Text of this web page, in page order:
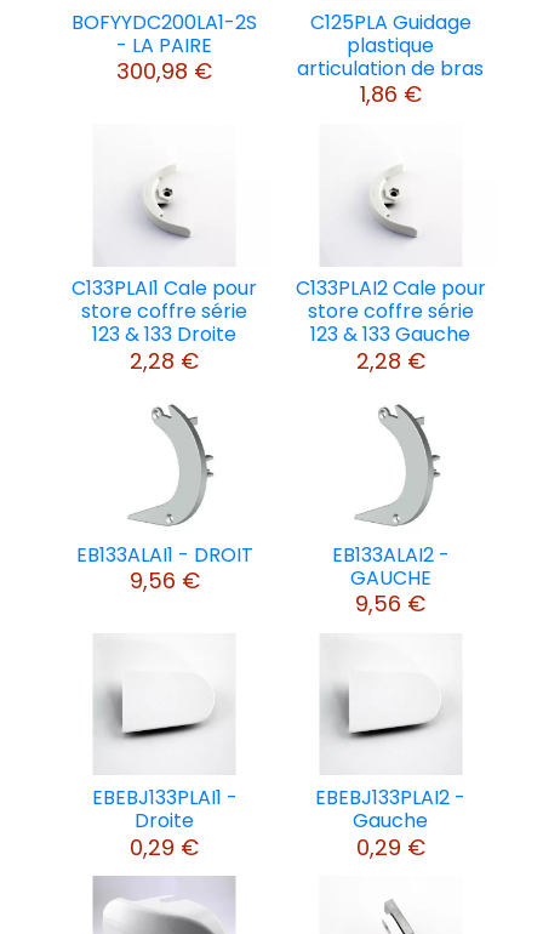
BOFYYDC200LA1-2S
- LA PAIRE
300,98 €
C125PLA Guidage
plastique
articulation de bras
1,86 €
C133PLAI1 Cale pour
store coffre série
123 & 133 Droite
2,28 €
C133PLAI2 Cale pour
store coffre série
123 & 133 Gauche
2,28 €
EB133ALAI1 - DROIT
9,56 €
EB133ALAI2 -
GAUCHE
9,56 €
EBEBJ133PLAI1 -
Droite
0,29 €
EBEBJ133PLAI2 -
Gauche
0,29 €